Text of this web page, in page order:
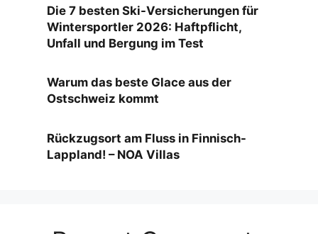
Die 7 besten Ski-Versicherungen für
Wintersportler 2026: Haftpflicht,
Unfall und Bergung im Test
Warum das beste Glace aus der
Ostschweiz kommt
Rückzugsort am Fluss in Finnisch-
Lappland! – NOA Villas